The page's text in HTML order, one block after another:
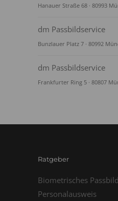
Hanauer Straße 68 · 80993
dm Passbildservice
Bunzlauer Platz 7 · 80992
dm Passbildservice
Frankfurter Ring 5 · 80807
Ratgeber
Biometrisches
Personalausweis